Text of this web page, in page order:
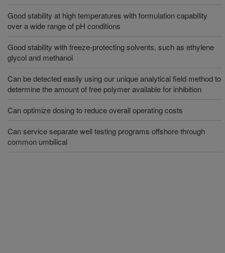
Good stability at high temperatures with formulation capability
over a wide range of pH conditions
Good stability with freeze-protecting solvents, such as ethylene
glycol and methanol
Can be detected easily using our unique analytical field method to
determine the amount of free polymer available for inhibition
Can optimize dosing to reduce overall operating costs
Can service separate well testing programs offshore through
common umbilical